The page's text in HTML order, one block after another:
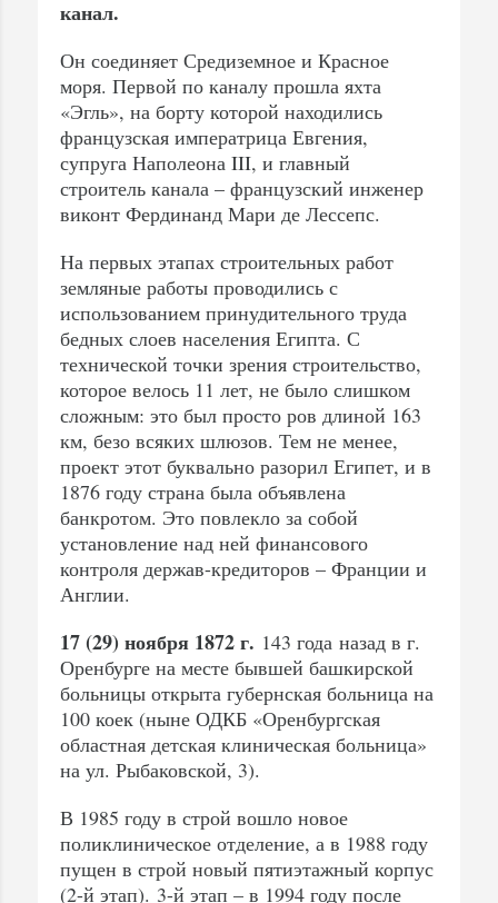
канал.
Он соединяет Средиземное и Красное
моря. Первой по каналу прошла яхта
«Эгль», на борту которой находились
французская императрица Евгения,
супруга Наполеона III, и главный
строитель канала – французский инженер
виконт Фердинанд Мари де Лессепс.
На первых этапах строительных работ
земляные работы проводились с
использованием принудительного труда
бедных слоев населения Египта. С
технической точки зрения строительство,
которое велось 11 лет, не было слишком
сложным: это был просто ров длиной 163
км, безо всяких шлюзов. Тем не менее,
проект этот буквально разорил Египет, и в
1876 году страна была объявлена
банкротом. Это повлекло за собой
установление над ней финансового
контроля держав-кредиторов – Франции и
Англии.
17 (29) ноября 1872 г. 143 года назад в г.
Оренбурге на месте бывшей башкирской
больницы открыта губернская больница на
100 коек (ныне ОДКБ «Оренбургская
областная детская клиническая больница»
на ул. Рыбаковской, 3).
В 1985 году в строй вошло новое
поликлиническое отделение, а в 1988 году
пущен в строй новый пятиэтажный корпус
(2-й этап). 3-й этап – в 1994 году после